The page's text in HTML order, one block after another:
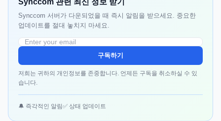
Synccom 관련 최신 정보 받기
Synccom 서버가 다운되었을 때 즉시 알림을 받으세요. 중요한
업데이트를 절대 놓치지 마세요.
구독하기
저희는 귀하의 개인정보를 존중합니다. 언제든 구독을 취소하실 수 있
습니다.
🔔 즉각적인 알림✅ 상태 업데이트